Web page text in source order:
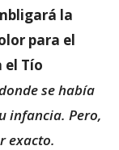
la
para el
el Tío
se había
infancia. Pero,
exacto.